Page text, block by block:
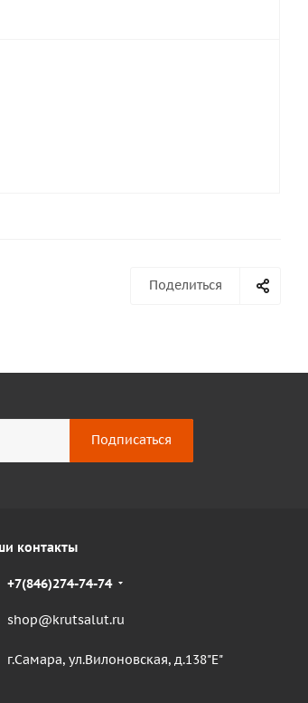
Поделиться
контакты
+7(846)274-74-74
shop@krutsalut.ru
г.Самара, ул.Вилоновская, д.138"Е"